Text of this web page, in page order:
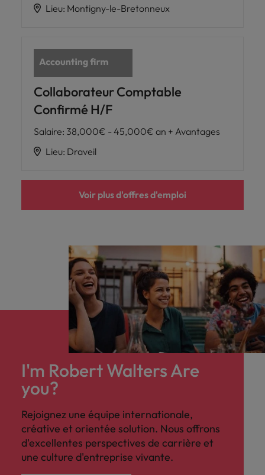
Lieu: Montigny-le-Bretonneux
Collaborateur Comptable
Confirmé H/F
Salaire: 38,000€ - 45,000€ an + Avantages
Lieu: Draveil
Voir plus d'offres d'emploi
I'm Robert Walters Are
you?
Rejoignez une équipe internationale,
créative et orientée solution. Nous offrons
d'excellentes perspectives de carrière et
une culture d'entreprise vivante.